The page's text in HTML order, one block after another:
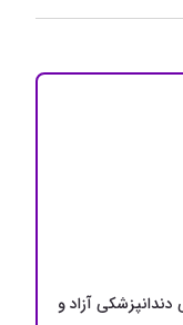
آزاد و دولتی +